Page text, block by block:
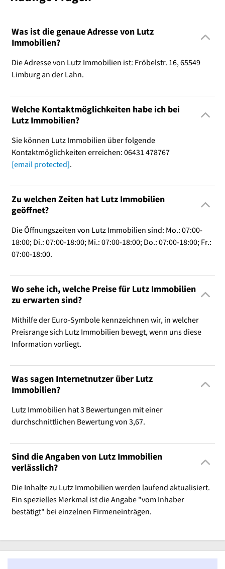
Was ist die genaue Adresse von Lutz
Immobilien?
Die Adresse von Lutz Immobilien ist: Fröbelstr. 16, 65549
Limburg an der Lahn.
Welche Kontaktmöglichkeiten habe ich bei
Lutz Immobilien?
Sie können Lutz Immobilien über folgende
Kontaktmöglichkeiten erreichen: 06431 478767
[email protected].
Zu welchen Zeiten hat Lutz Immobilien
geöffnet?
Die Öffnungszeiten von Lutz Immobilien sind: Mo.: 07:00-
18:00; Di.: 07:00-18:00; Mi.: 07:00-18:00; Do.: 07:00-18:00; Fr.:
07:00-18:00.
Wo sehe ich, welche Preise für Lutz Immobilien
zu erwarten sind?
Mithilfe der Euro-Symbole kennzeichnen wir, in welcher
Preisrange sich Lutz Immobilien bewegt, wenn uns diese
Information vorliegt.
Was sagen Internetnutzer über Lutz
Immobilien?
Lutz Immobilien hat 3 Bewertungen mit einer
durchschnittlichen Bewertung von 3,67.
Sind die Angaben von Lutz Immobilien
verlässlich?
Die Inhalte zu Lutz Immobilien werden laufend aktualisiert.
Ein spezielles Merkmal ist die Angabe "vom Inhaber
bestätigt" bei einzelnen Firmeneinträgen.